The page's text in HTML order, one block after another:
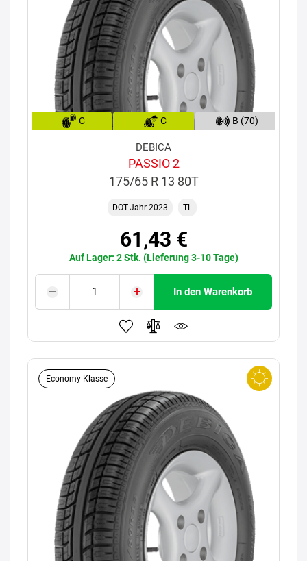
C C B (70)
DEBICA
PASSIO 2
175/65 R 13 80T
DOT-Jahr 2023 TL
61,43 €
Auf Lager: 2 Stk. (Lieferung 3-10 Tage)
In den Warenkorb
Economy-Klasse